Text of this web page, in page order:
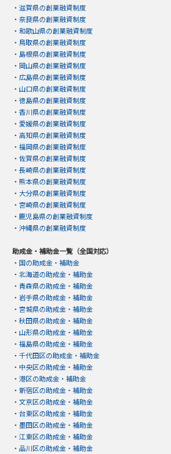
・ 滋賀県の創業融資制度
・ 奈良県の創業融資制度
・ 和歌山県の創業融資制度
・ 鳥取県の創業融資制度
・ 島根県の創業融資制度
・ 岡山県の創業融資制度
・ 広島県の創業融資制度
・ 山口県の創業融資制度
・ 徳島県の創業融資制度
・ 香川県の創業融資制度
・ 愛媛県の創業融資制度
・ 高知県の創業融資制度
・ 福岡県の創業融資制度
・ 佐賀県の創業融資制度
・ 長崎県の創業融資制度
・ 熊本県の創業融資制度
・ 大分県の創業融資制度
・ 宮崎県の創業融資制度
・ 鹿児島県の創業融資制度
・ 沖縄県の創業融資制度
助成金・補助金一覧（全国対応）
・ 国の助成金・補助金
・ 北海道の助成金・補助金
・ 青森県の助成金・補助金
・ 岩手県の助成金・補助金
・ 宮城県の助成金・補助金
・ 秋田県の助成金・補助金
・ 山形県の助成金・補助金
・ 福島県の助成金・補助金
・ 千代田区の助成金・補助金
・ 中央区の助成金・補助金
・ 港区の助成金・補助金
・ 新宿区の助成金・補助金
・ 文京区の助成金・補助金
・ 台東区の助成金・補助金
・ 墨田区の助成金・補助金
・ 江東区の助成金・補助金
・ 品川区の助成金・補助金